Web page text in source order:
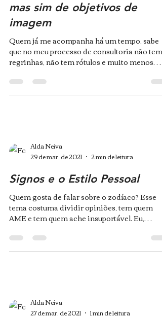
mas sim de objetivos de
imagem
Quem já me acompanha há um tempo, sabe
que no meu processo de consultoria não tem
regrinhas, não tem rótulos e muito menos
Alda Neiva
29 de mar. de 2021
2 min de leitura
Signos e o Estilo Pessoal
Quem gosta de falar sobre o zodíaco? Esse
tema costuma dividir opiniões, tem quem
AME e tem quem ache insuportável. Eu,
Alda Neiva
27 de mar. de 2021
1 min de leitura